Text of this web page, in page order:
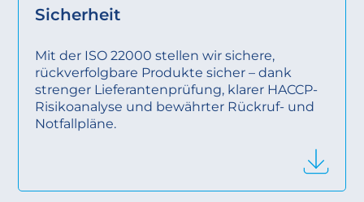
Sicherheit
Mit der ISO 22000 stellen wir sichere,
rückverfolgbare Produkte sicher – dank
strenger Lieferantenprüfung, klarer HACCP-
Risikoanalyse und bewährter Rückruf- und
Notfallpläne.